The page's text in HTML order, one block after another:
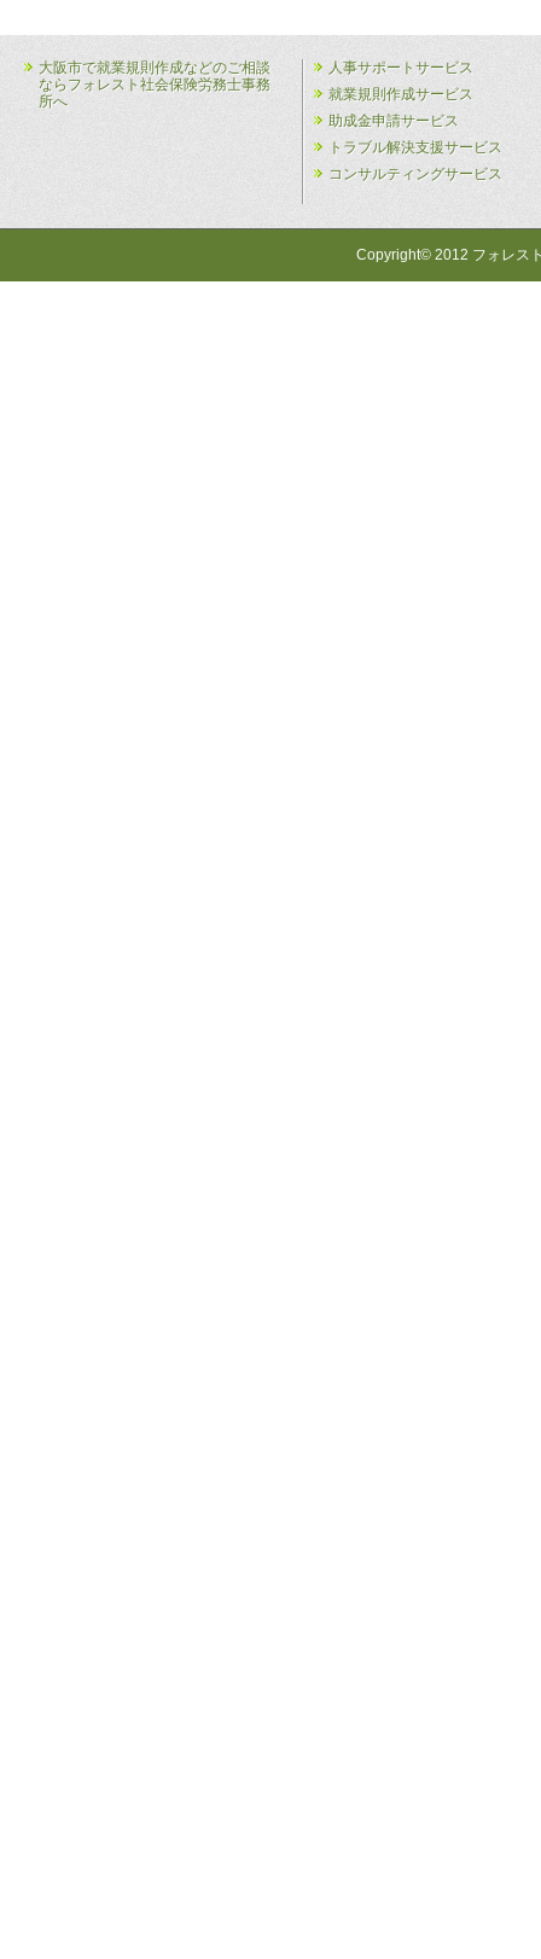
大阪市で就業規則作成などのご相談
ならフォレスト社会保険労務士事務
所へ
人事サポートサービス
就業規則作成サービス
助成金申請サービス
トラブル解決支援サービス
コンサルティングサービス
Copyright© 2012 フォレス